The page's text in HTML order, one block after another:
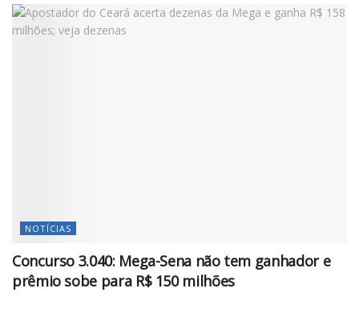
NOTÍCIAS
Concurso 3.040: Mega-Sena não tem ganhador e
prêmio sobe para R$ 150 milhões